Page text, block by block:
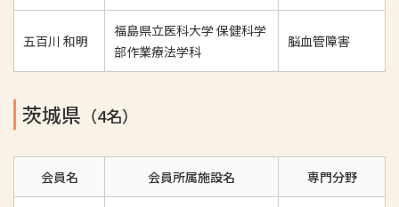
五百川 和明
福島県立医科大学 保健科学
部作業療法学科
脳血管障害
茨城県 （4名）
会員名 会員所属施設名 専門分野